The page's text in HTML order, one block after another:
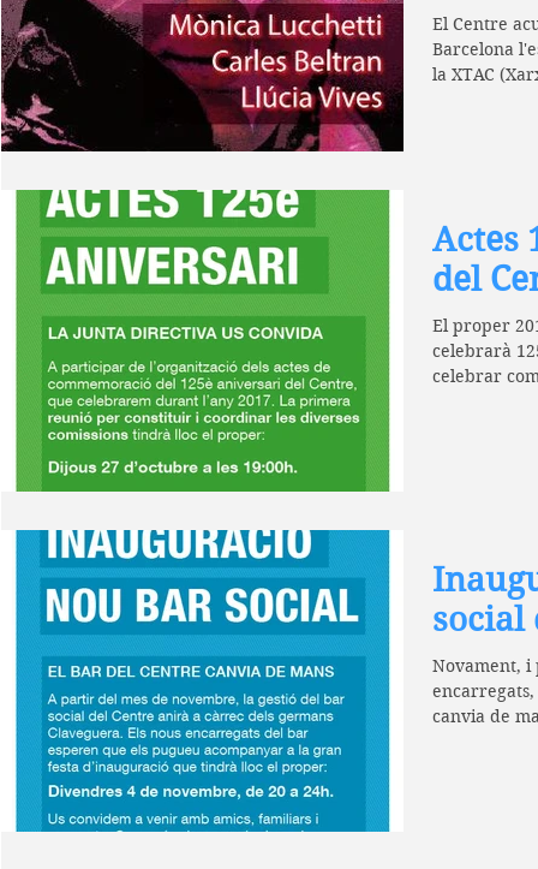
El Centre
Barcelona
la XTAC
Actes
del
El proper
celebrarà
celebrar
social
Novament, i
canvia de